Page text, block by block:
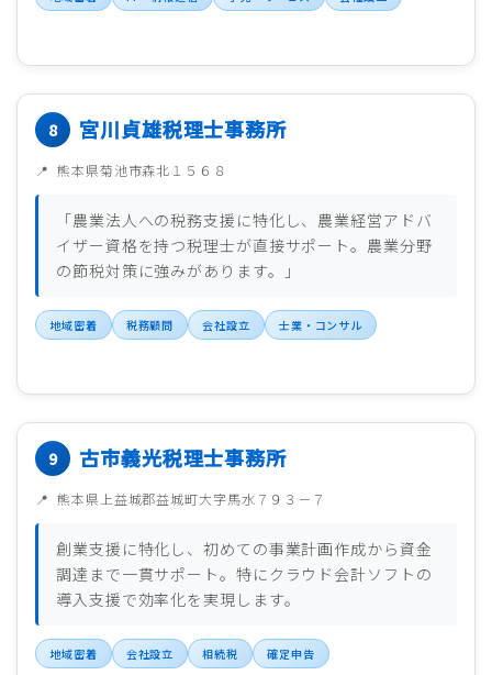
宮川貞雄税理士事務所
熊本県菊池市森北１５６８
「農業法人への税務支援に特化し、農業経営アドバ
イザー資格を持つ税理士が直接サポート。農業分野
の節税対策に強みがあります。」
地域密着 税務顧問 会社設立 士業・コンサル
古市義光税理士事務所
熊本県上益城郡益城町大字馬水７９３－７
創業支援に特化し、初めての事業計画作成から資金
調達まで一貫サポート。特にクラウド会計ソフトの
導入支援で効率化を実現します。
地域密着 会社設立 相続税 確定申告